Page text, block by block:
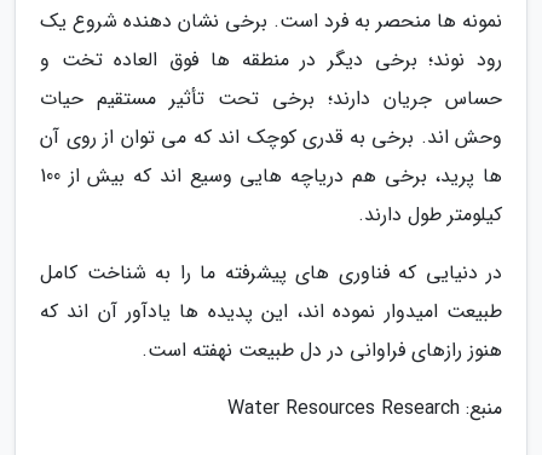
نمونه ها منحصر به فرد است. برخی نشان دهنده شروع یک
رود نوند؛ برخی دیگر در منطقه ها فوق العاده تخت و
حساس جریان دارند؛ برخی تحت تأثیر مستقیم حیات
وحش اند. برخی به قدری کوچک اند که می توان از روی آن
ها پرید، برخی هم دریاچه هایی وسیع اند که بیش از 100
کیلومتر طول دارند.
در دنیایی که فناوری های پیشرفته ما را به شناخت کامل
طبیعت امیدوار نموده اند، این پدیده ها یادآور آن اند که
هنوز رازهای فراوانی در دل طبیعت نهفته است.
منبع: Water Resources Research